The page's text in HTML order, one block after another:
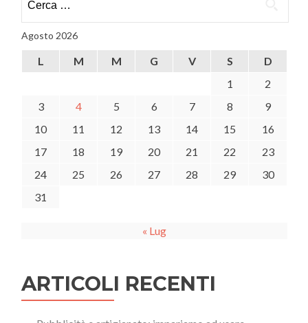
per:
Agosto 2026
L M M G V S
D
1
2
3
4 5 6 7 8
9
10
11 12 13 14 15
16
17
18 19 20 21 22
23
24
25 26 27 28 29
30
31
« Lug
ARTICOLI RECENTI